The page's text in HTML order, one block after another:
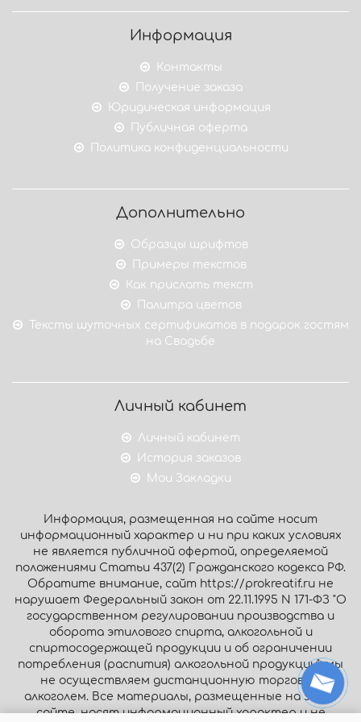
Информация
Контакты
Получение заказа
Юридическая информация
Публичная оферта
Политика конфиденциальности
Дополнительно
Образцы шрифтов
Примеры текстов
Как прислать текст
Палитра цветов
Тексты шуточных сертификатов в подарок гостям
на Свадьбе
Личный кабинет
Личный кабинет
История заказов
Мои Закладки
Информация, размещенная на сайте носит
информационный характер и ни при каких условиях
не является публичной офертой, определяемой
положениями Статьи 437(2) Гражданского кодекса РФ.
Обратите внимание, сайт https://prokreatif.ru не
нарушает Федеральный закон от 22.11.1995 N 171-ФЗ "О
государственном регулировании производства и
оборота этилового спирта, алкогольной и
спиртосодержащей продукции и об ограничении
потребления (распития) алкогольной продукции": мы
не осуществляем дистанционную торговлю
алкоголем. Все материалы, размещенные на этом
сайте, носят информационный характер и не